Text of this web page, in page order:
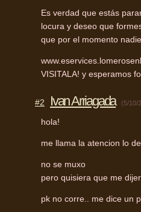
Es verdad que estás
locura y deseo que
que por el momento
VISITALA! y esperamos
#2 Ivan Arriagada (5/10/
hola!
me llama la atencion lo
no se muxo
pero quisiera que me
pk no corre.. me dice un